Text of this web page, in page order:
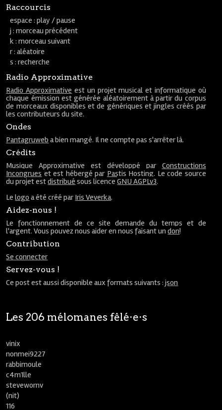
Raccourcis
espace : play / pause
j : morceau précédent
k : morceau suivant
r : aléatoire
s : recherche
Radio Approximative
Radio Approximative est un projet musical et informatique où
chaque émission est générée aléatoirement à partir du corpus
de morceaux disponibles et de génériques et jingles créés par
les contributeurs du site.
Ondes
Pantagruweb a bien mangé. Il ne compte pas s'arrêter là.
Crédits
Musique Approximative est développé par Constructions
Incongrues et est hébergé par Pastis Hosting. Le code source
du projet estdistribué sous licenceGNU AGPLv3.
Lelogo a été créé par Iris Veverka.
Aidez-nous !
Le fonctionnement de ce site demande du temps et de
l'argent. Vous pouvez nous aider en nous faisant undon!
Contribution
Se connecter
Servez-vous !
Ce post est aussi disponible aux formats suivants :json
Les 206 mélomanes fêlé⋅e⋅s
vinix
nonmei9227
rabbimoule
c4m1lle
stevewornv
(nit)
116